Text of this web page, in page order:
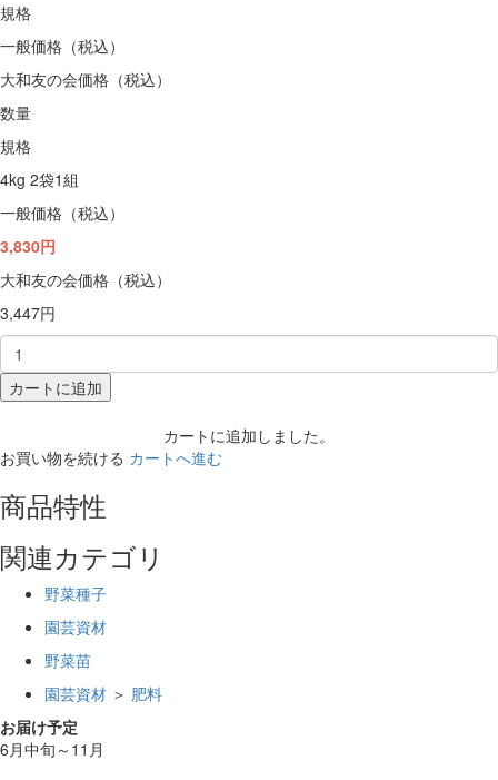
規格
一般価格（税込）
大和友の会価格（税込）
数量
規格
4kg 2袋1組
一般価格（税込）
3,830円
大和友の会価格（税込）
3,447円
カートに追加
カートに追加しました。
お買い物を続ける カートへ進む
商品特性
関連カテゴリ
野菜種子
園芸資材
野菜苗
園芸資材 ＞ 肥料
お届け予定
6月中旬～11月